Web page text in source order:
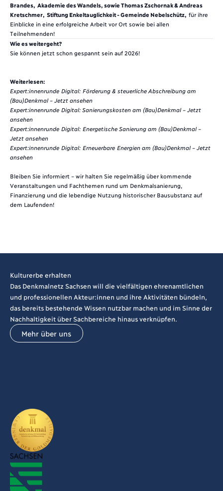
Brandes, Akademie des Wandels, sowie Thomas Zschornak & Andreas
Kretschmer, Stiftung Enkeltauglichkeit - Gemeinde Nebelschütz, für ihre
Einblicke in eine erfolgreiche Arbeit vor Ort sowie bei allen
Teilnehmenden!
Wie es weitergeht?
Sie können jetzt schon gespannt sein auf 2026!
Weiterlesen:
Expert:innenrunde Digital: Förderung & steuerliche Abschreibung am
(Bau)Denkmal – Jetzt ansehen
Expert:innenrunde Digital: Sanierungskosten am (Bau)Denkmal – Jetzt
ansehen
Expert:innenrunde Digital: Energetische Sanierung am (Bau)Denkmal –
Jetzt ansehen
Expert:innenrunde Digital: Erneuerbare Energien am (Bau)Denkmal – Jetzt
ansehen
Bleiben Sie informiert – wir halten Sie regelmäßig über kommende
Veranstaltungen und Fachthemen rund um Denkmalsanierung,
Finanzierung und die lebendige Nutzung historischer Bausubstanz auf
dem Laufenden!
Kulturerbe erhalten
Das Denkmalnetz Sachsen will die vielfältigen ehrenamtlichen
und professionellen Akteur:innen und ihre Aktivitäten bündeln,
das bereits bestehende Wissen nutzbar machen und im Sinne der
Nachhaltigkeit über Sachbereiche hinaus verknüpfen.
Mehr über uns